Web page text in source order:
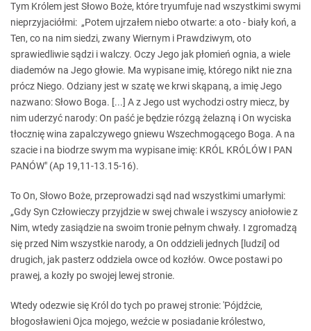
Tym Królem jest Słowo Boże, które tryumfuje nad wszystkimi swymi
nieprzyjaciółmi: „Potem ujrzałem niebo otwarte: a oto - biały koń, a
Ten, co na nim siedzi, zwany Wiernym i Prawdziwym, oto
sprawiedliwie sądzi i walczy. Oczy Jego jak płomień ognia, a wiele
diademów na Jego głowie. Ma wypisane imię, którego nikt nie zna
prócz Niego. Odziany jest w szatę we krwi skąpaną, a imię Jego
nazwano: Słowo Boga. [...] A z Jego ust wychodzi ostry miecz, by
nim uderzyć narody: On paść je będzie rózgą żelazną i On wyciska
tłocznię wina zapalczywego gniewu Wszechmogącego Boga. A na
szacie i na biodrze swym ma wypisane imię: KRÓL KRÓLÓW I PAN
PANÓW" (Ap 19,11-13.15-16).
To On, Słowo Boże, przeprowadzi sąd nad wszystkimi umarłymi:
„Gdy Syn Człowieczy przyjdzie w swej chwale i wszyscy aniołowie z
Nim, wtedy zasiądzie na swoim tronie pełnym chwały. I zgromadzą
się przed Nim wszystkie narody, a On oddzieli jednych [ludzi] od
drugich, jak pasterz oddziela owce od kozłów. Owce postawi po
prawej, a kozły po swojej lewej stronie.
Wtedy odezwie się Król do tych po prawej stronie: 'Pójdźcie,
błogosławieni Ojca mojego, weźcie w posiadanie królestwo,